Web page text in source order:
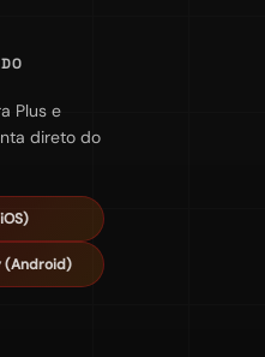
Plus e
direto do
(Android)